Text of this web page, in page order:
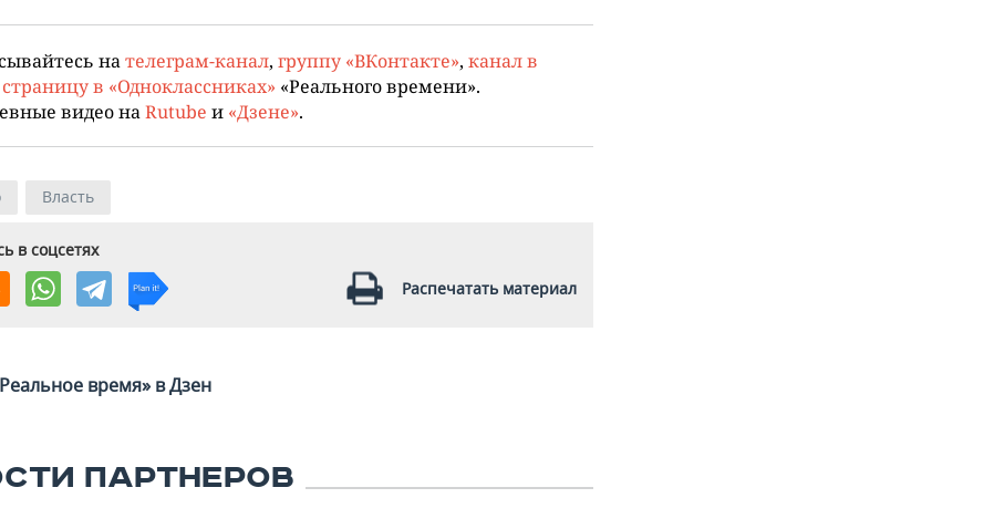
нателеграм-канал, группу «ВКонтакте», канал в
страницу в «Одноклассниках» «Реального времени».
видео наRutube и «Дзене».
Власть
в соцсетях
Распечатать материал
время» в Дзен
ПАРТНЕРОВ